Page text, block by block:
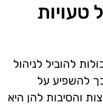
טעויות
להוביל לניהול
להשפיע על
והסיבות להן היא